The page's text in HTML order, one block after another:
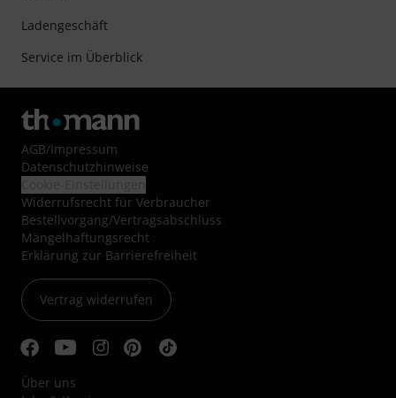
Ladengeschäft
Service im Überblick
AGB/Impressum
Datenschutzhinweise
Widerrufsrecht für Verbraucher
Bestellvorgang/Vertragsabschluss
Mängelhaftungsrecht
Erklärung zur Barrierefreiheit
Vertrag widerrufen
Über uns